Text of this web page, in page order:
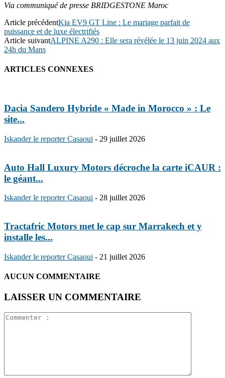
Via communiqué de presse BRIDGESTONE Maroc
Article précédentKia EV9 GT Line : Le mariage parfait de
puissance et de luxe électrifiés
Article suivantALPINE A290 : Elle sera révélée le 13 juin 2024 aux
24h du Mans
ARTICLES CONNEXES
Dacia Sandero Hybride « Made in Morocco » : Le
site...
Iskander le reporter Casaoui - 29 juillet 2026
Auto Hall Luxury Motors décroche la carte iCAUR :
le géant...
Iskander le reporter Casaoui - 28 juillet 2026
Tractafric Motors met le cap sur Marrakech et y
installe les...
Iskander le reporter Casaoui - 21 juillet 2026
AUCUN COMMENTAIRE
LAISSER UN COMMENTAIRE